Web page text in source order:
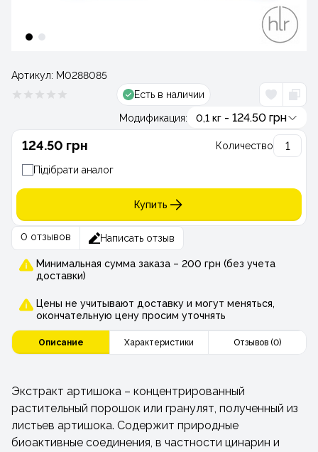
Артикул: М0288085
Есть в наличии
Модификация: 0,1 кг - 124.50 грн
124.50 грн Количество
Підібрати аналог
Купить
0 отзывов Написать отзыв
Минимальная сумма заказа – 200 грн (без учета
доставки)
Цены не учитывают доставку и могут меняться,
окончательную цену просим уточнять
Описание Характеристики Отзывов (0)
Экстракт артишока – концентрированный
растительный порошок или гранулят, полученный из
листьев артишока. Содержит природные
биоактивные соединения, в частности цинарин и